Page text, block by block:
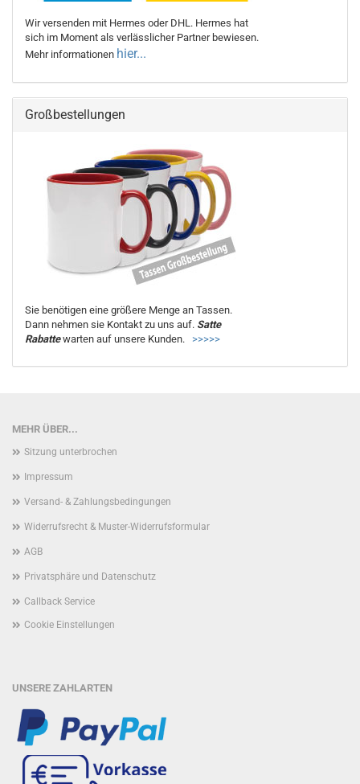
Wir versenden mit Hermes oder DHL. Hermes hat
sich im Moment als verlässlicher Partner bewiesen.
Mehr informationen hier...
Großbestellungen
Sie benötigen eine größere Menge an Tassen.
Dann nehmen sie Kontakt zu uns auf. Satte
Rabattewarten auf unsere Kunden. >>>>>
MEHR ÜBER...
Sitzung unterbrochen
Impressum
Versand- & Zahlungsbedingungen
Widerrufsrecht & Muster-Widerrufsformular
AGB
Privatsphäre und Datenschutz
Callback Service
Cookie Einstellungen
UNSERE ZAHLARTEN